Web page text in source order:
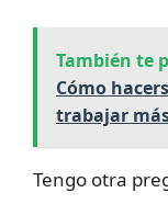
También te
Cómo
trabajar
Tengo otra